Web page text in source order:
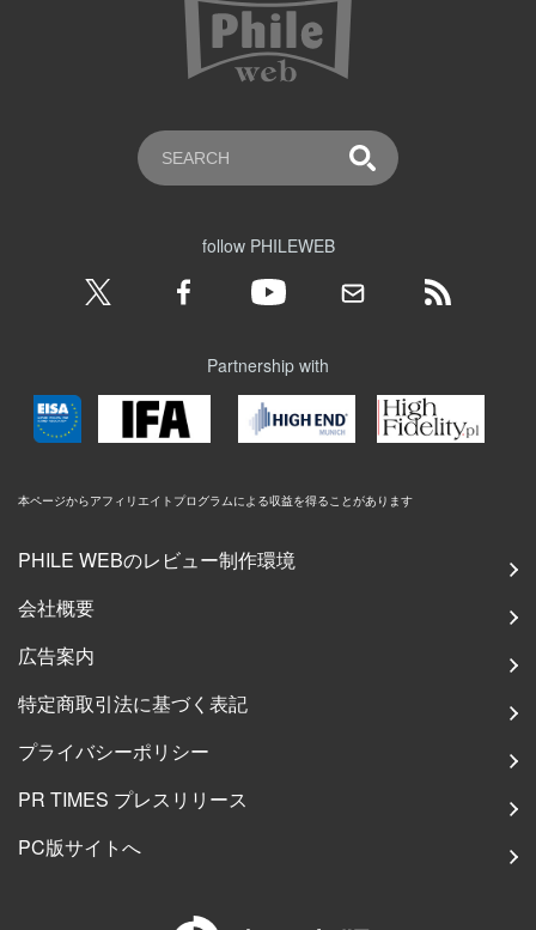
follow PHILEWEB
Partnership with
本ページからアフィリエイトプログラムによる収益を得ることがあります
PHILE WEBのレビュー制作環境
会社概要
広告案内
特定商取引法に基づく表記
プライバシーポリシー
PR TIMES プレスリリース
PC版サイトへ